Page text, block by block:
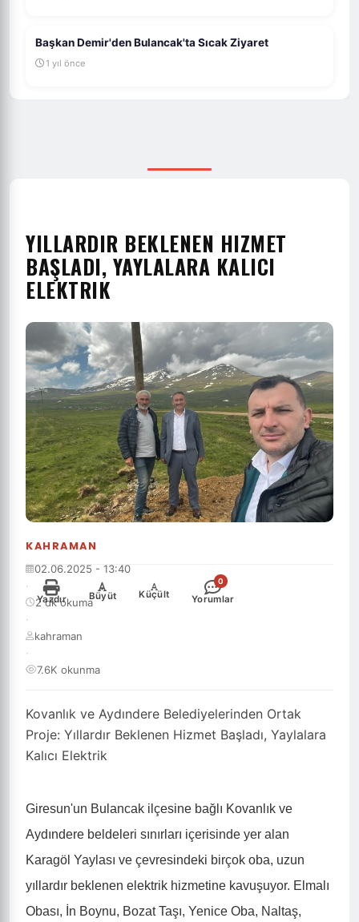
Başkan Demir'den Bulancak'ta Sıcak Ziyaret
1 yıl önce
KAHRAMAN
YILLARDIR BEKLENEN HIZMET
BAŞLADI, YAYLALARA KALICI
ELEKTRIK
Kovanlık ve Aydındere Belediyelerinden Ortak
Proje: Yıllardır Beklenen Hizmet Başladı, Yaylalara
Kalıcı Elektrik
02.06.2025 - 13:40
·
2 dk okuma
·
kahraman
·
7.6K okunma
Yazdır
+
Büyüt
-
Küçült
0
Yorumlar
Giresun'un Bulancak ilçesine bağlı Kovanlık ve
Aydındere beldeleri sınırları içerisinde yer alan
Karagöl Yaylası ve çevresindeki birçok oba, uzun
yıllardır beklenen elektrik hizmetine kavuşuyor. Elmalı
Obası, İn Boynu, Bozat Taşı, Yenice Oba, Naltaş,